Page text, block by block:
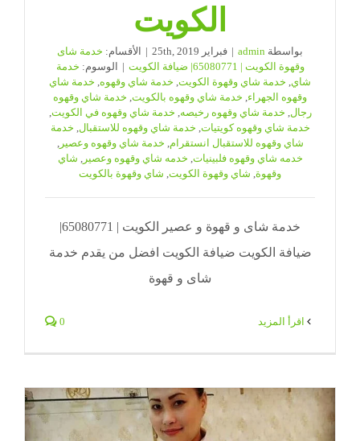
الكويت
بواسطة admin
| فبراير 25th, 2019 | الأقسام: خدمة شاى
وقهوة الكويت | 65080771| ضيافة الكويت
| الوسوم: خدمة
شاي خدمة شاي وقهوة الكويت خدمة شاي وقهوه خدمة شاي
وقهوه الجهراء خدمة شاي وقهوه بالكويت خدمة شاي وقهوه
رجال خدمة شاي وقهوه رخيصه خدمة شاي وقهوه في الكويت
خدمة شاي وقهوه كويتيات خدمة شاي وقهوه للاستقبال خدمة
شاي وقهوه للاستقبال انستقرام خدمة شاي وقهوه وعصير
خدمه شاي وقهوه فلبينيات خدمه شاي وقهوه وعصير
شاي
وقهوة شاي وقهوة الكويت شاي وقهوة بالكويت
خدمة شاى و قهوة و عصير الكويت | 65080771|
ضيافة الكويت ضيافة الكويت افضل من يقدم خدمة
شاى و قهوة
0